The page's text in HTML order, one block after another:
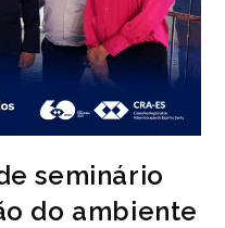
seminário
do ambiente